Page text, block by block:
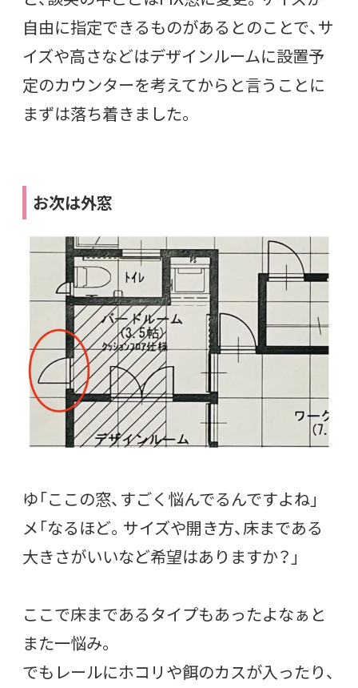
自由に指定できるものがあるとのことで、サ
イズや高さなどはデザインルームに設置予
定のカウンターを考えてからと言うことに
まずは落ち着きました。
お次は外窓
ゆ「ここの窓、すごく悩んでるんですよね」
メ「なるほど。サイズや開き方、床まである
大きさがいいなど希望はありますか？」
ここで床まであるタイプもあったよなぁと
また一悩み。
でもレールにホコリや餌のカスが入ったり、